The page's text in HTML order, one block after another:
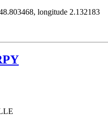
longitude 2.132183